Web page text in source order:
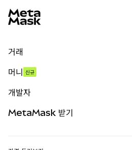
거래
무기한 선물
실물자산
머니 신규
개발자
MetaMask 받기